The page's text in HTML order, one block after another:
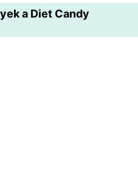
Mentális Egészség
Sebészet És
a Diet Candy